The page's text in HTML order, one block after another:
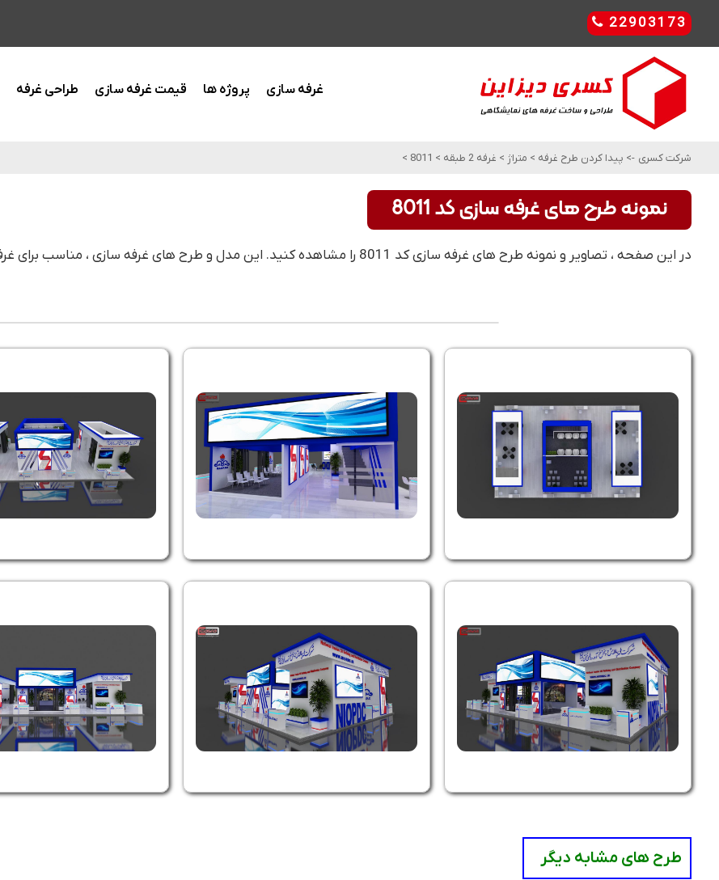
22903173
غرفه سازی پروژه ها قیمت غرفه سازی طراحی غرفه
شرکت کسری -> پیدا کردن طرح غرفه > متراژ > غرفه 2 طبقه >
8011
>
نمونه طرح های غرفه سازی کد 8011
در این صفحه ، تصاویر و نمونه طرح های غرفه سازی کد 8011 را مشاهده کنید. این مدل و طرح های غرفه سازی ، مناسب برای غرفه 2 طبقه می باشد .
طرح های مشابه دیگر